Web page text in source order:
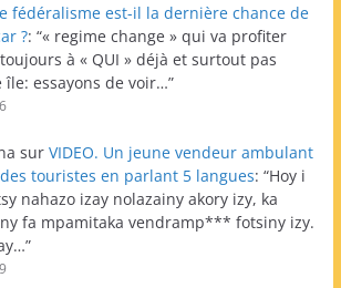
fédéralisme est-il la dernière chance de
?: “« regime change » qui va profiter
à « QUI » déjà et surtout pas
île: essayons de voir…”
sur VIDEO. Un jeune vendeur ambulant
touristes en parlant 5 langues: “Hoy i
nahazo izay nolazainy akory izy, ka
fa mpamitaka vendramp*** fotsiny izy.
”